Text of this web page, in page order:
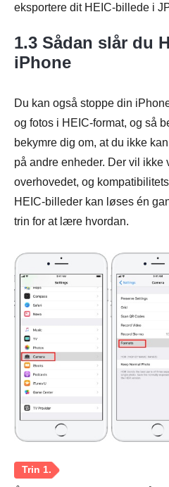
Trin 1.
Trin 2.
Trin 3.
Trin 4.
eksportere dit HEIC-billede i
1.3 Sådan slår du
iPhone
Du kan også stoppe din
og fotos i HEIC-format, og så
bekymre dig om, at du ikke
på andre enheder. Der vil
overhovedet, og
HEIC-billeder kan løses én
trin for at lære hvordan.